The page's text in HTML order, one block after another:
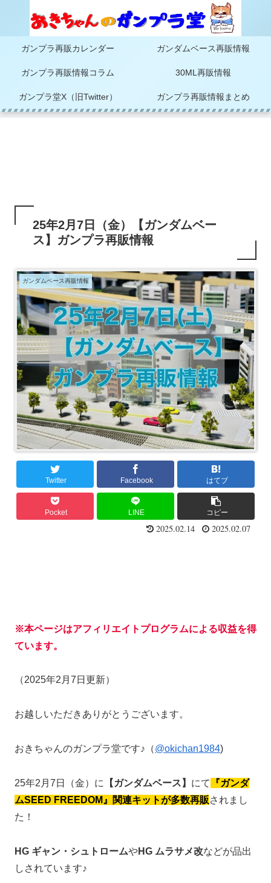
ガンプラ再販カレンダー ガンダムベース再販情報
ガンプラ再販情報コラム 30ML再販情報
ガンプラ堂X（旧Twitter） ガンプラ再販情報まとめ
25年2月7日（金）【ガンダムベー
ス】ガンプラ再販情報
ガンダムベース再販情報
Twitter Facebook はてブ
Pocket LINE コピー
2025.02.14 2025.02.07
※本ページはアフィリエイトプログラムによる収益を得
ています。
（2025年2月7日更新）
お越しいただきありがとうございます。
おきちゃんのガンプラ堂です♪（@okichan1984)
25年2月7日（金）に 【ガンダムベース】 にて
『ガンダ
ムSEED FREEDOM』関連キットが多数再販されまし
た！
HG ギャン・シュトロームやHG ムラサメ改などが品出
しされています♪